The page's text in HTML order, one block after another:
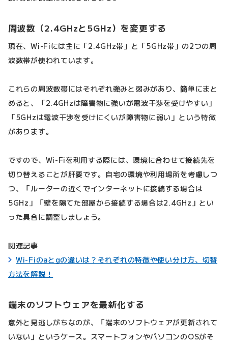
周波数（2.4GHzと5GHz）を変更する
現在、Wi-Fiには主に「2.4GHz帯」と「5GHz帯」の2つの周
波数帯が使われています。
これらの周波数帯にはそれぞれ強みと弱みがあり、簡単にまと
めると、「2.4GHzは障害物に強いが電波干渉を受けやすい」
「5GHzは電波干渉を受けにくいが障害物に弱い」という特徴
があります。
ですので、Wi-Fiを利用する際には、環境に合わせて接続先を
切り替えることが肝要です。自宅の環境や利用場所を考慮しつ
つ、「ルーターの近くでインターネットに接続する場合は
5GHz」「壁を隔てた部屋から接続する場合は2.4GHz」とい
った具合に調整しましょう。
関連記事
Wi-Fiのaとgの違いは？それぞれの特徴や使い分け方、切替
方法を解説！
端末のソフトウェアを最新化する
意外と見逃しがちなのが、「端末のソフトウェアが更新されて
いない」というケース。スマートフォンやパソコンのOSがそ